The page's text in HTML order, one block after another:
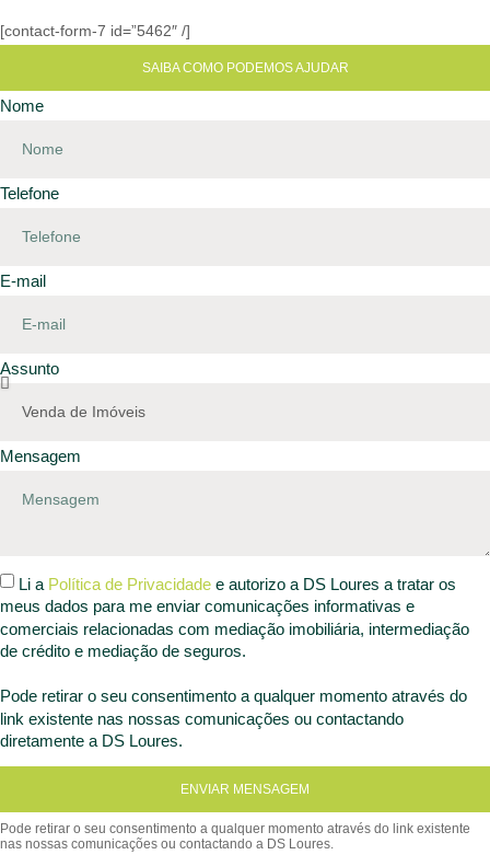
[contact-form-7 id=”5462″ /]
SAIBA COMO PODEMOS AJUDAR
Nome
Telefone
E-mail
Assunto
Mensagem
Li a Política de Privacidade e autorizo a DS Loures a tratar os
meus dados para me enviar comunicações informativas e
comerciais relacionadas com mediação imobiliária, intermediação
de crédito e mediação de seguros.
Pode retirar o seu consentimento a qualquer momento através do
link existente nas nossas comunicações ou contactando
diretamente a DS Loures.
ENVIAR MENSAGEM